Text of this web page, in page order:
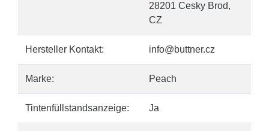
28201 Cesky Brod,
CZ
Hersteller Kontakt: info@buttner.cz
Marke: Peach
Tintenfüllstandsanzeige: Ja